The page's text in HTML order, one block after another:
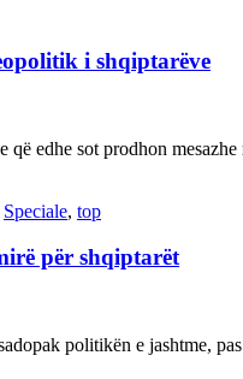
i shqiptarëve
edhe sot prodhon
Speciale, top
për shqiptarët
politikën e jashtme,